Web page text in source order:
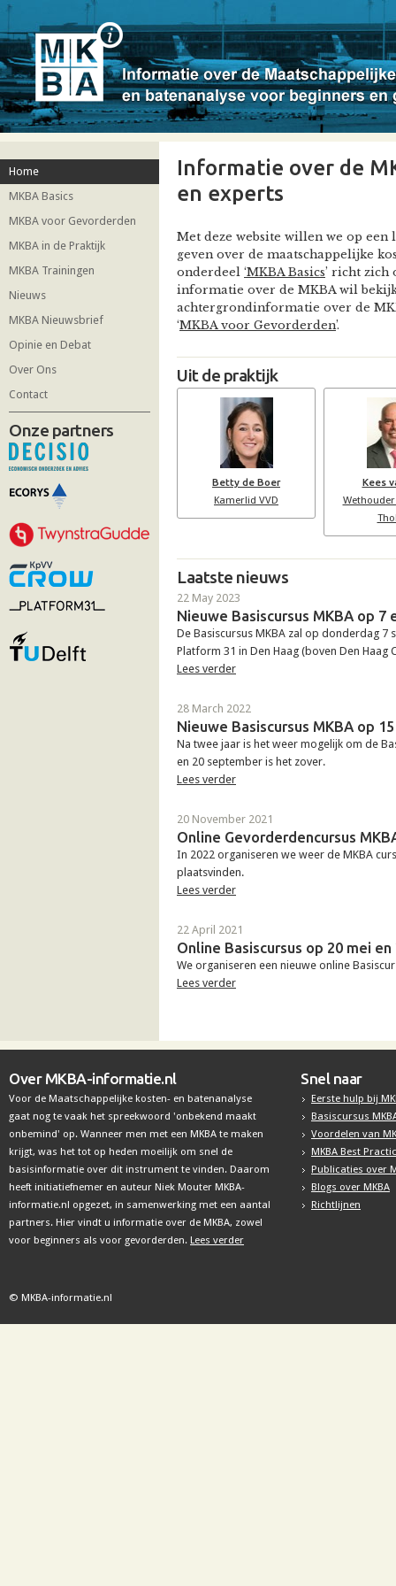
Home
MKBA Basics
MKBA voor Gevorderden
MKBA in de Praktijk
MKBA Trainingen
Nieuws
MKBA Nieuwsbrief
Opinie en Debat
Over Ons
Contact
Onze partners
Informatie over de
en experts
Met deze website willen we op
geven over de maatschappelijke
onderdeel ‘MKBA Basics’ richt zich
informatie over de MKBA wil
achtergrondinformatie over de
‘MKBA voor Gevorderden’.
Uit de praktijk
Betty de Boer
Kamerlid VVD
Kees
Laatste nieuws
22 May 2023
Nieuwe Basiscursus MKBA op 7
De Basiscursus MKBA zal op donderdag
Platform 31 in Den Haag (boven Den Haag
Lees verder
28 March 2022
Nieuwe Basiscursus MKBA op
Na twee jaar is het weer mogelijk om de
en 20 september is het zover.
Lees verder
20 November 2021
Online Gevorderdencursus
In 2022 organiseren we weer de MKBA
plaatsvinden.
Lees verder
22 April 2021
Online Basiscursus op 20 mei en
We organiseren een nieuwe online
Lees verder
Over MKBA-informatie.nl
Voor de Maatschappelijke kosten- en batenanalyse
gaat nog te vaak het spreekwoord 'onbekend maakt
onbemind' op. Wanneer men met een MKBA te maken
krijgt, was het tot op heden moeilijk om snel de
basisinformatie over dit instrument te vinden. Daarom
heeft initiatiefnemer en auteur Niek Mouter MKBA-
informatie.nl opgezet, in samenwerking met een aantal
partners. Hier vindt u informatie over de MKBA, zowel
voor beginners als voor gevorderden. Lees verder
Snel naar
Eerste hulp bij
Basiscursus
Voordelen van
MKBA Best
Publicaties over
Blogs over MKBA
Richtlijnen
© MKBA-informatie.nl